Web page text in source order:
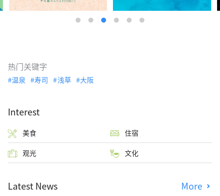
热门关键字
温泉 寿司 浅草 大阪
Interest
美食 住宿
观光 文化
Latest News More